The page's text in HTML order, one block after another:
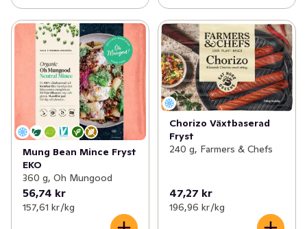
Mung Bean Mince Fryst
EKO
360 g, Oh Mungood
56,74 kr
157,61 kr /kg
Chorizo Växtbaserad
Fryst
240 g, Farmers & Chefs
47,27 kr
196,96 kr /kg